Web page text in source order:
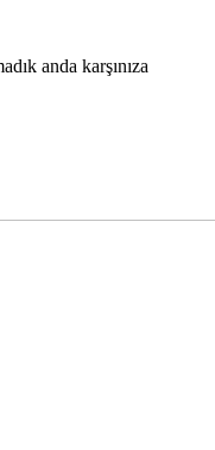
anda karşınıza